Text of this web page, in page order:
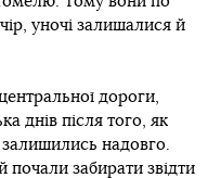
уночі залишалися й
дороги,
днів після того, як
надовго.
забирати звідти